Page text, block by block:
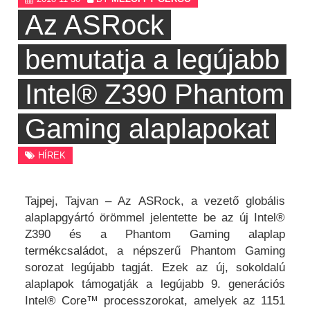
Az ASRock
bemutatja a legújabb
Intel® Z390 Phantom
Gaming alaplapokat
HÍREK
Tajpej, Tajvan – Az ASRock, a vezető globális
alaplapgyártó örömmel jelentette be az új Intel®
Z390 és a Phantom Gaming alaplap
termékcsaládot, a népszerű Phantom Gaming
sorozat legújabb tagját. Ezek az új, sokoldalú
alaplapok támogatják a legújabb 9. generációs
Intel® Core™ processzorokat, amelyek az 1151